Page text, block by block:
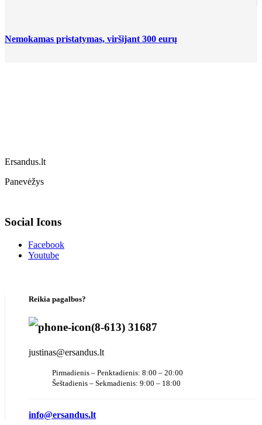
Nemokamas pristatymas, viršijant 300 eurų
Ersandus.lt
Panevėžys
Social Icons
Facebook
Youtube
Reikia pagalbos?
(8-613) 31687
justinas@ersandus.lt
Pirmadienis – Penktadienis: 8:00 – 20:00
Šeštadienis – Sekmadienis: 9:00 – 18:00
info@ersandus.lt